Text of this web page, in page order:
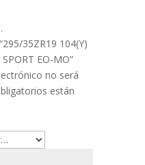
35ZR19 104(Y)
EO-MO”
no será
están